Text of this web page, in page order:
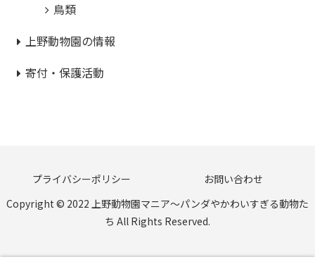
鳥類
上野動物園の情報
寄付・保護活動
プライバシーポリシー
お問い合わせ
Copyright © 2022 上野動物園マニア〜パンダやかわいすぎる動物た
ち All Rights Reserved.